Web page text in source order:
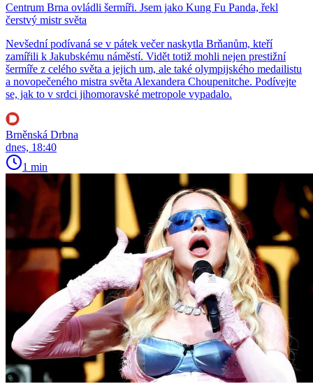
Centrum Brna ovládli šermíři. Jsem jako Kung Fu Panda, řekl
čerstvý mistr světa
Nevšední podívaná se v pátek večer naskytla Brňanům, kteří
zamířili k Jakubskému náměstí. Vidět totiž mohli nejen prestižní
šermíře z celého světa a jejich um, ale také olympijského medailistu
a novopečeného mistra světa Alexandera Choupenitche. Podívejte
se, jak to v srdci jihomoravské metropole vypadalo.
Brněnská Drbna
dnes, 18:40
1 min